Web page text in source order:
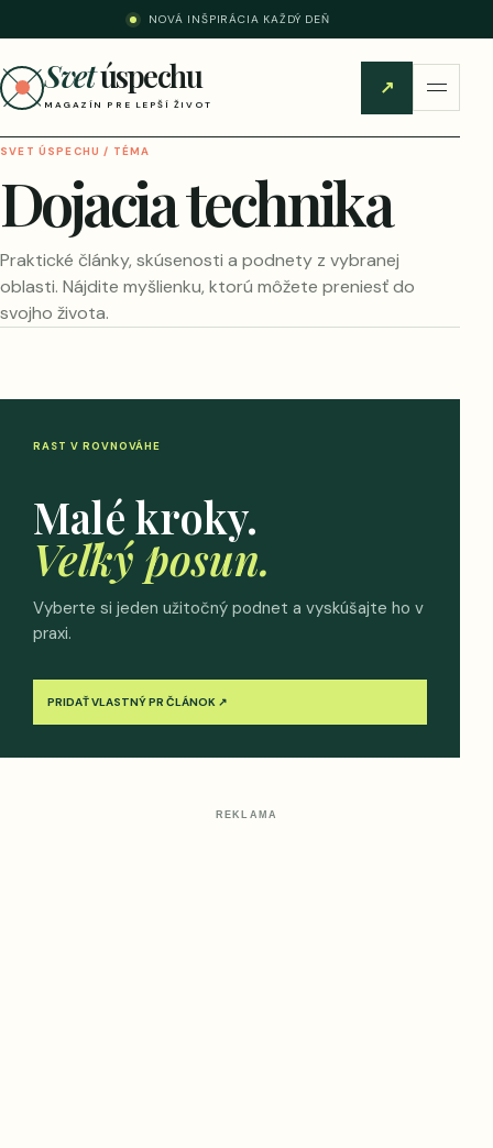
NOVÁ INŠPIRÁCIA KAŽDÝ DEŇ
Svetúspechu
MAGAZÍN PRE LEPŠÍ ŽIVOT
↗
SVET ÚSPECHU / TÉMA
Dojacia technika
Praktické články, skúsenosti a podnety z vybranej
oblasti. Nájdite myšlienku, ktorú môžete preniesť do
svojho života.
RAST V ROVNOVÁHE
Malé kroky.
Veľký posun.
Vyberte si jeden užitočný podnet a vyskúšajte ho v
praxi.
PRIDAŤ VLASTNÝ PR ČLÁNOK ↗
REKLAMA